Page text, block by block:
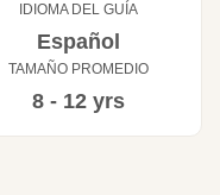
IDIOMA DEL GUÍA
Español
TAMAÑO PROMEDIO
8 - 12 yrs